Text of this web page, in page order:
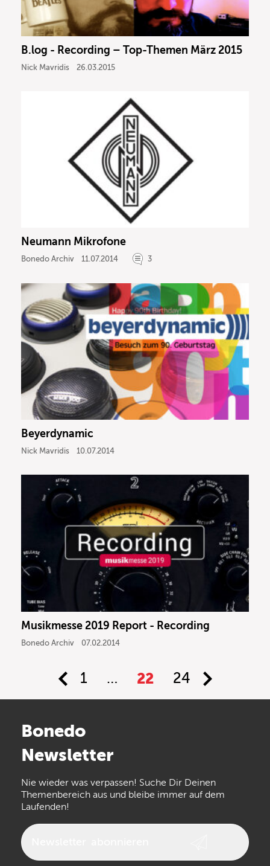
B.log - Recording – Top-Themen März 2015
Nick Mavridis 26.03.2015
Neumann Mikrofone
Bonedo Archiv 11.07.2014 3
Beyerdynamic
Nick Mavridis 10.07.2014
Musikmesse 2019 Report - Recording
Bonedo Archiv 07.02.2014
1 … 22 24
Bonedo
Newsletter
Nie wieder was verpassen! Suche Dir Deinen
Themenbereich aus und bleibe immer auf dem
Laufenden!